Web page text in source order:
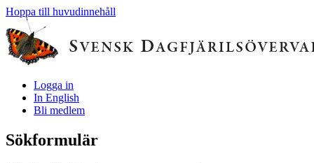
Hoppa till huvudinnehåll
Logga in
In English
Bli medlem
Sökformulär